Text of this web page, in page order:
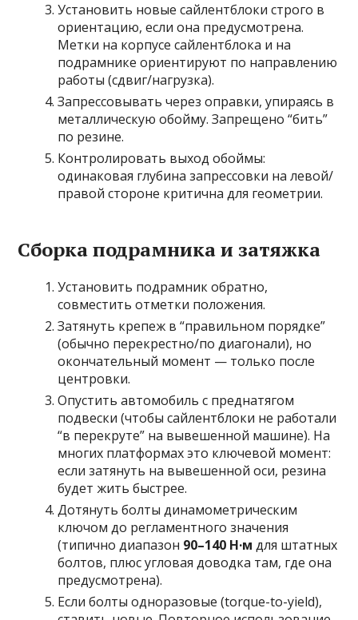
Установить новые сайлентблоки строго в
ориентацию, если она предусмотрена.
Метки на корпусе сайлентблока и на
подрамнике ориентируют по направлению
работы (сдвиг/нагрузка).
Запрессовывать через оправки, упираясь в
металлическую обойму. Запрещено “бить”
по резине.
Контролировать выход обоймы:
одинаковая глубина запрессовки на левой/
правой стороне критична для геометрии.
Сборка подрамника и затяжка
Установить подрамник обратно,
совместить отметки положения.
Затянуть крепеж в “правильном порядке”
(обычно перекрестно/по диагонали), но
окончательный момент — только после
центровки.
Опустить автомобиль с преднатягом
подвески (чтобы сайлентблоки не работали
“в перекруте” на вывешенной машине). На
многих платформах это ключевой момент:
если затянуть на вывешенной оси, резина
будет жить быстрее.
Дотянуть болты динамометрическим
ключом до регламентного значения
(типично диапазон 90–140 Н·м для штатных
болтов, плюс угловая доводка там, где она
предусмотрена).
Если болты одноразовые (torque-to-yield),